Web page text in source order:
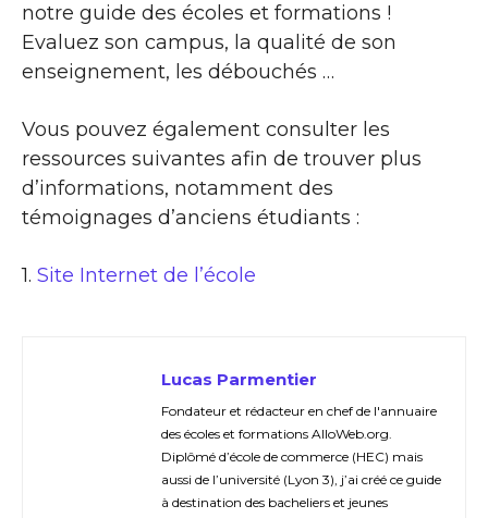
notre guide des écoles et formations !
Evaluez son campus, la qualité de son
enseignement, les débouchés …
Vous pouvez également consulter les
ressources suivantes afin de trouver plus
d’informations, notamment des
témoignages d’anciens étudiants :
1. Site Internet de l’école
Lucas Parmentier
Fondateur et rédacteur en chef de l'annuaire
des écoles et formations AlloWeb.org.
Diplômé d’école de commerce (HEC) mais
aussi de l’université (Lyon 3), j’ai créé ce guide
à destination des bacheliers et jeunes